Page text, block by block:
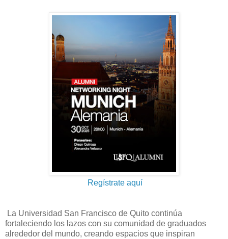
Regístrate aquí
La Universidad San Francisco de Quito continúa
fortaleciendo los lazos con su comunidad de graduados
alrededor del mundo, creando espacios que inspiran